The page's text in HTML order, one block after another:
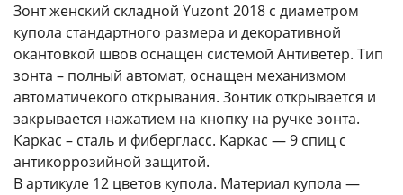
Зонт женский складной Yuzont 2018 с диаметром
купола стандартного размера и декоративной
окантовкой швов оснащен системой Антиветер. Тип
зонта – полный автомат, оснащен механизмом
автоматичекого открывания. Зонтик открывается и
закрывается нажатием на кнопку на ручке зонта.
Каркас – сталь и фибергласс. Каркас — 9 спиц с
антикоррозийной защитой.
В артикуле 12 цветов купола. Материал купола —